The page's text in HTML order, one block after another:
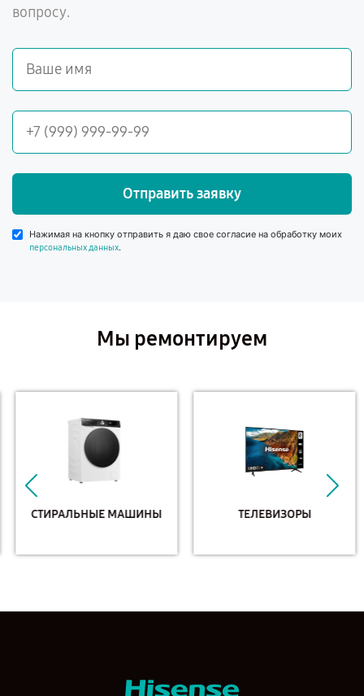
вопросу.
Отправить заявку
Нажимая на кнопку отправить я даю свое согласие на обработку моих
персональных данных.
Мы ремонтируем
СТИРАЛЬНЫЕ МАШИНЫ ТЕЛЕВИЗОРЫ